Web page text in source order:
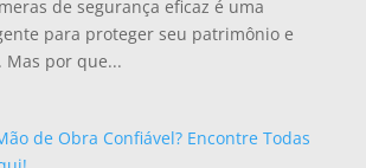
de segurança eficaz é uma
para proteger seu patrimônio e
por que...